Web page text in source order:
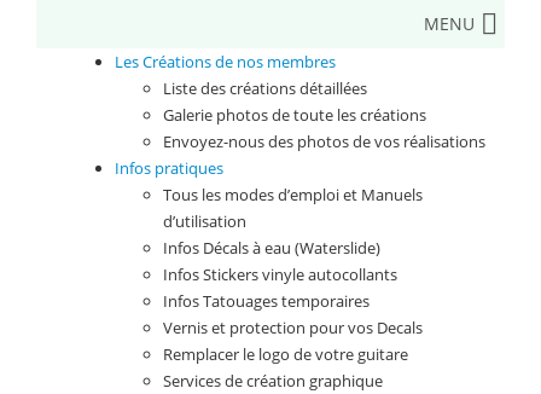
MENU
Les Créations de nos membres
Liste des créations détaillées
Galerie photos de toute les créations
Envoyez-nous des photos de vos réalisations
Infos pratiques
Tous les modes d’emploi et Manuels
d’utilisation
Infos Décals à eau (Waterslide)
Infos Stickers vinyle autocollants
Infos Tatouages temporaires
Vernis et protection pour vos Decals
Remplacer le logo de votre guitare
Services de création graphique